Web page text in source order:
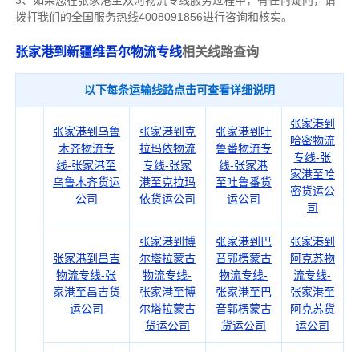
拨打我们的全国服务热线4008091856进行咨询和核实。
张家港到新疆维吾尔物流专线相关线路查询
以下每条运输线路点击可查看详细说明
张家港到乌鲁
木齐物流专
线-张家港至
乌鲁木齐货运
公司
张家港到克
拉玛依物流
专线-张家
港至克拉玛
依货运公司
张家港到吐
鲁番物流专
线-张家港
至吐鲁番货
运公司
张家港到
哈密物流
专线-张
家港至哈
密货运公
司
张家港到昌吉
物流专线-张
家港至昌吉货
运公司
张家港到博
尔塔拉蒙古
物流专线-
张家港至博
尔塔拉蒙古
货运公司
张家港到巴
音郭楞蒙古
物流专线-
张家港至巴
音郭楞蒙古
货运公司
张家港到
阿克苏物
流专线-
张家港至
阿克苏货
运公司